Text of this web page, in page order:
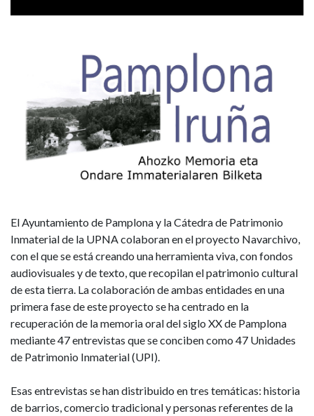
del
Inmaterial
de
Navarra’
El Ayuntamiento de Pamplona y la Cátedra de Patrimonio
Inmaterial de la UPNA colaboran en el proyecto Navarchivo,
con el que se está creando una herramienta viva, con fondos
audiovisuales y de texto, que recopilan el patrimonio cultural
de esta tierra. La colaboración de ambas entidades en una
primera fase de este proyecto se ha centrado en la
recuperación de la memoria oral del siglo XX de Pamplona
mediante 47 entrevistas que se conciben como 47 Unidades
de Patrimonio Inmaterial (UPI).
Esas entrevistas se han distribuido en tres temáticas: historia
de barrios, comercio tradicional y personas referentes de la